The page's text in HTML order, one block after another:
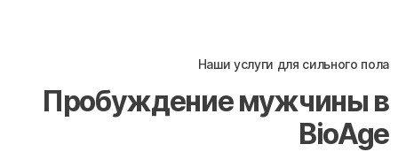
Наши услуги для сильного пола
Пробуждение мужчины в
BioAge